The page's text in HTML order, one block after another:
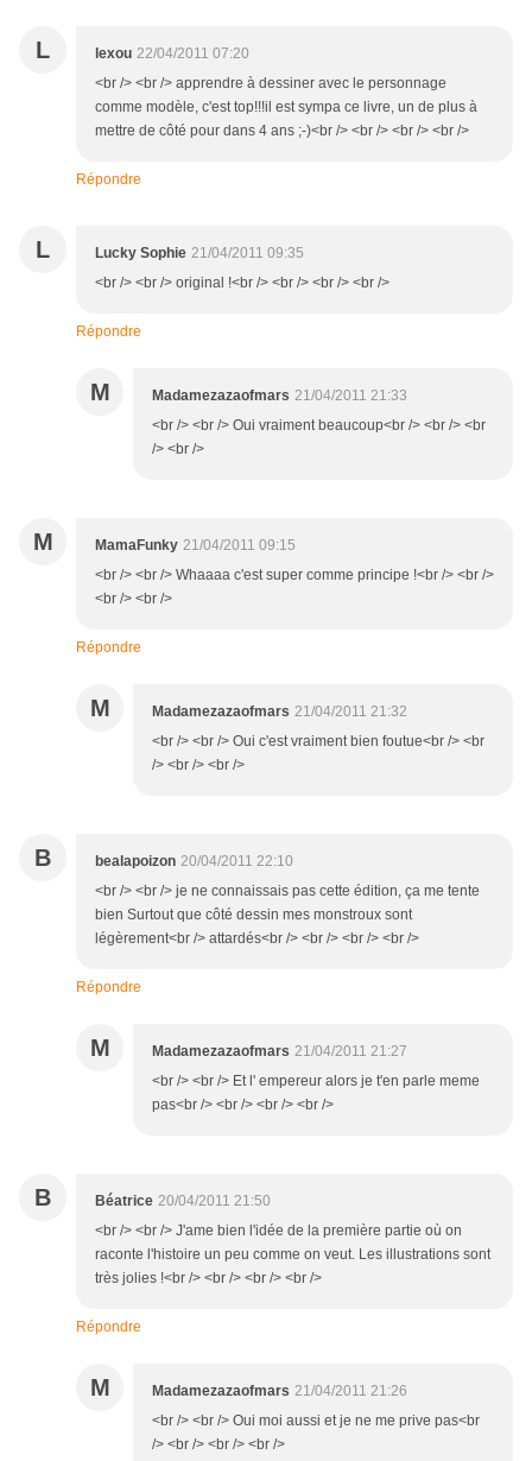
L lexou 22/04/2011 07:20
<br /> <br /> apprendre à dessiner avec le personnage
comme modèle, c'est top!!!il est sympa ce livre, un de plus à
mettre de côté pour dans 4 ans ;-)<br /> <br /> <br /> <br />
Répondre
L Lucky Sophie 21/04/2011 09:35
<br /> <br /> original !<br /> <br /> <br /> <br />
Répondre
M Madamezazaofmars 21/04/2011 21:33
<br /> <br /> Oui vraiment beaucoup<br /> <br /> <br
/> <br />
M MamaFunky 21/04/2011 09:15
<br /> <br /> Whaaaa c'est super comme principe !<br /> <br />
<br /> <br />
Répondre
M Madamezazaofmars 21/04/2011 21:32
<br /> <br /> Oui c'est vraiment bien foutue<br /> <br
/> <br /> <br />
B bealapoizon 20/04/2011 22:10
<br /> <br /> je ne connaissais pas cette édition, ça me tente
bien Surtout que côté dessin mes monstroux sont
légèrement<br /> attardés<br /> <br /> <br /> <br />
Répondre
M Madamezazaofmars 21/04/2011 21:27
<br /> <br /> Et l' empereur alors je t'en parle meme
pas<br /> <br /> <br /> <br />
B Béatrice 20/04/2011 21:50
<br /> <br /> J'ame bien l'idée de la première partie où on
raconte l'histoire un peu comme on veut. Les illustrations sont
très jolies !<br /> <br /> <br /> <br />
Répondre
M Madamezazaofmars 21/04/2011 21:26
<br /> <br /> Oui moi aussi et je ne me prive pas<br
/> <br /> <br /> <br />